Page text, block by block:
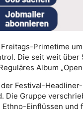
Freitags-Primetime
Die seit weit
Album „Open
Festival-
Die Gruppe
Ethno-Einflüssen und